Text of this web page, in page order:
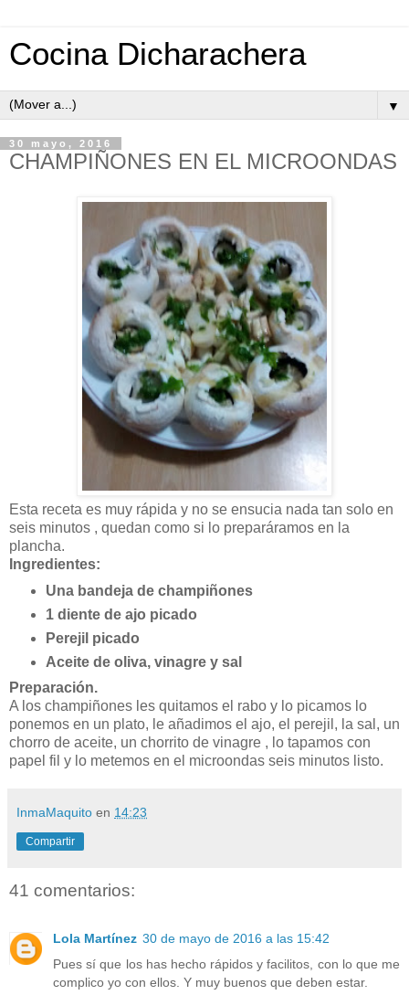
Cocina Dicharachera
▼
30 mayo, 2016
CHAMPIÑONES EN EL MICROONDAS
Esta receta es muy rápida y no se ensucia nada tan solo en
seis minutos , quedan como si lo preparáramos en la
plancha.
Ingredientes:
Una bandeja de champiñones
1 diente de ajo picado
Perejil picado
Aceite de oliva, vinagre y sal
Preparación.
A los champiñones les quitamos el rabo y lo picamos lo
ponemos en un plato, le añadimos el ajo, el perejil, la sal, un
chorro de aceite, un chorrito de vinagre , lo tapamos con
papel fil y lo metemos en el microondas seis minutos listo.
InmaMaquito en 14:23
Compartir
41 comentarios:
Lola Martínez 30 de mayo de 2016 a las 15:42
Pues sí que los has hecho rápidos y facilitos, con lo que me
complico yo con ellos. Y muy buenos que deben estar.